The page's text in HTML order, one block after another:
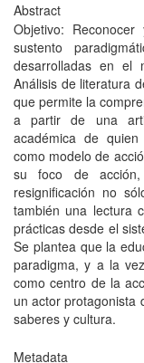
Abstract
Objetivo:
sustento
desarrolladas en el
Análisis de literatura
que permite la
a partir de una
académica de
como modelo de
su foco de acción,
resignificación no
también una lectura
prácticas desde el
Se plantea que la
paradigma, y a la
como centro de la
un actor protagonista
saberes y cultura.
Metadata